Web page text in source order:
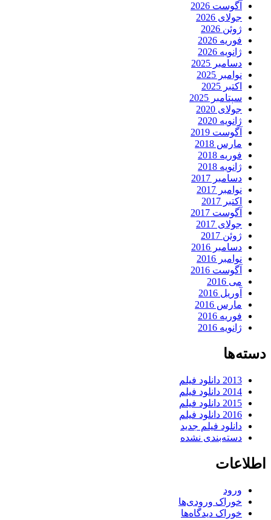
آگوست 2026
جولای 2026
ژوئن 2026
فوریه 2026
ژانویه 2026
دسامبر 2025
نوامبر 2025
اکتبر 2025
سپتامبر 2025
جولای 2020
ژانویه 2020
آگوست 2019
مارس 2018
فوریه 2018
ژانویه 2018
دسامبر 2017
نوامبر 2017
اکتبر 2017
آگوست 2017
جولای 2017
ژوئن 2017
دسامبر 2016
نوامبر 2016
آگوست 2016
می 2016
آوریل 2016
مارس 2016
فوریه 2016
ژانویه 2016
دسته‌ها
2013 دانلود فیلم
2014 دانلود فیلم
2015 دانلود فیلم
2016 دانلود فیلم
دانلود فیلم جدید
دسته‌بندی نشده
اطلاعات
ورود
خوراک ورودی‌ها
خوراک دیدگاه‌ها